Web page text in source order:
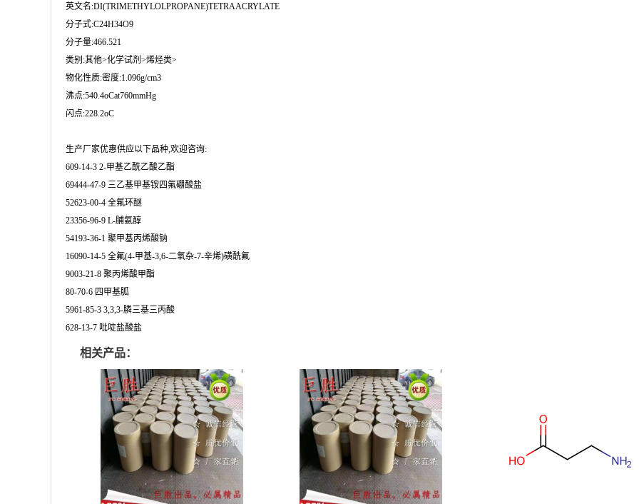
英文名:DI(TRIMETHYLOLPROPANE)TETRAACRYLATE
分子式:C24H34O9
分子量:466.521
类别:其他>化学试剂>烯烃类>
物化性质:密度:1.096g/cm3
沸点:540.4oCat760mmHg
闪点:228.2oC
生产厂家优惠供应以下品种,欢迎咨询:
609-14-3 2-甲基乙酰乙酸乙酯
69444-47-9 三乙基甲基铵四氟硼酸盐
52623-00-4 全氟环醚
23356-96-9 L-脯氨醇
54193-36-1 聚甲基丙烯酸钠
16090-14-5 全氟(4-甲基-3,6-二氧杂-7-辛烯)磺酰氟
9003-21-8 聚丙烯酸甲酯
80-70-6 四甲基胍
5961-85-3 3,3,3-膦三基三丙酸
628-13-7 吡啶盐酸盐
相关产品：